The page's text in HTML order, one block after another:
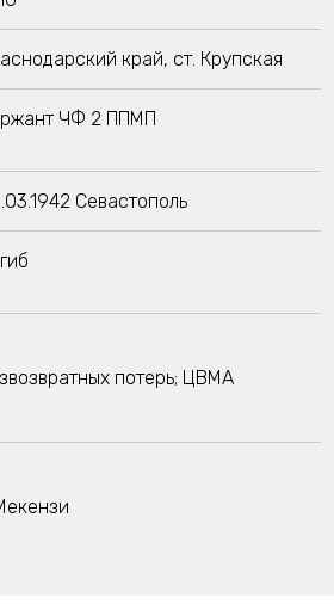
край, ст. Крупская
ЧФ 2 ППМП
Севастополь
потерь; ЦВМА